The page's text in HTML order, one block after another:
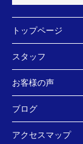
トップページ
スタッフ
お客様の声
ブログ
アクセスマップ